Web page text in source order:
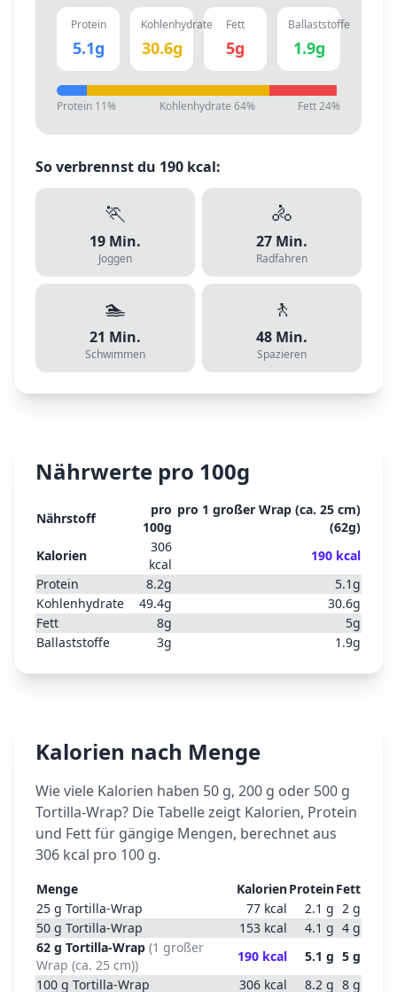
Protein
5.1g
Kohlenhydrate
30.6g
Fett
5g
Ballaststoffe
1.9g
Protein 11% Kohlenhydrate 64% Fett24%
So verbrennst du 190 kcal:
🏃
19 Min.
Joggen
🚴
27 Min.
Radfahren
🏊
21 Min.
Schwimmen
🚶
48 Min.
Spazieren
Nährwerte pro 100g
Nährstoff
pro
100g
pro 1 großer Wrap (ca. 25 cm)
(62g)
Kalorien
306
kcal
190 kcal
Protein
8.2g 5.1g
Kohlenhydrate
49.4g 30.6g
Fett
8g 5g
Ballaststoffe
3g 1.9g
Kalorien nach Menge
Wie viele Kalorien haben 50 g, 200 g oder 500 g
Tortilla-Wrap? Die Tabelle zeigt Kalorien, Protein
und Fett für gängige Mengen, berechnet aus
306 kcal pro 100 g.
Menge KalorienProteinFett
25 g Tortilla-Wrap 77 kcal 2.1 g 2 g
50 g Tortilla-Wrap 153 kcal 4.1 g 4 g
62 g Tortilla-Wrap (1 großer
Wrap (ca. 25 cm))
190 kcal 5.1 g 5 g
100 g Tortilla-Wrap 306 kcal 8.2 g 8 g